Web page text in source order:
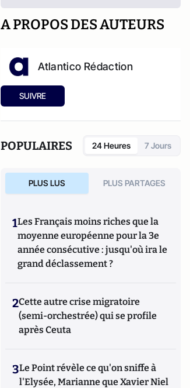
A PROPOS DES AUTEURS
Atlantico Rédaction
SUIVRE
POPULAIRES 24 Heures 7 Jours
PLUS LUS PLUS PARTAGES
1Les Français moins riches que la
moyenne européenne pour la 3e
année consécutive : jusqu'où ira le
grand déclassement ?
2Cette autre crise migratoire
(semi-orchestrée) qui se profile
après Ceuta
3Le Point révèle ce qu'on sniffe à
l'Elysée, Marianne que Xavier Niel